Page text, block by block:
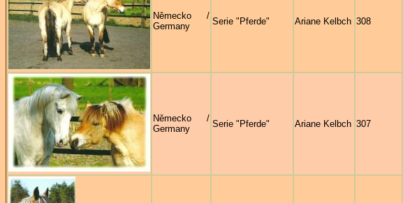
Německo /
Germany
Serie "Pferde" Ariane Kelbch 308
Německo /
Germany
Serie "Pferde" Ariane Kelbch 307